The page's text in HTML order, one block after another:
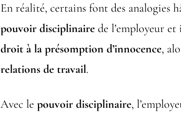
En réalité, certains font des analogies
pouvoir disciplinaire de l’employeur
droit à la présomption d’innocence,
relations de travail.
Avec le pouvoir disciplinaire,